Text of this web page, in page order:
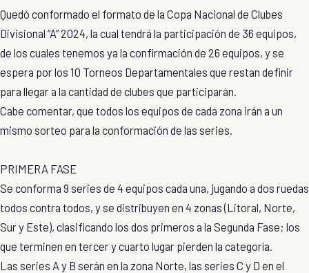
Quedó conformado el formato de la Copa Nacional de Clubes
Divisional “A” 2024, la cual tendrá la participación de 36 equipos,
de los cuales tenemos ya la confirmación de 26 equipos, y se
espera por los 10 Torneos Departamentales que restan definir
para llegar a la cantidad de clubes que participarán.
Cabe comentar, que todos los equipos de cada zona irán a un
mismo sorteo para la conformación de las series.
PRIMERA FASE
Se conforma 9 series de 4 equipos cada una, jugando a dos ruedas
todos contra todos, y se distribuyen en 4 zonas (Litoral, Norte,
Sur y Este), clasificando los dos primeros a la Segunda Fase; los
que terminen en tercer y cuarto lugar pierden la categoría.
Las series A y B serán en la zona Norte, las series C y D en el